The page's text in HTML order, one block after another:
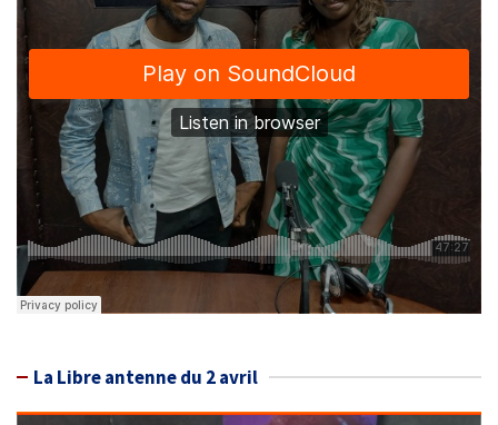
La Libre antenne du 2 avril